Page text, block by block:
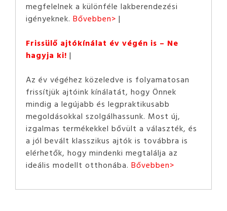
megfelelnek a különféle lakberendezési
igényeknek. Bővebben>
Frissülő ajtókínálat év végén is – Ne
hagyja ki!
Az év végéhez közeledve is folyamatosan
frissítjük ajtóink kínálatát, hogy Önnek
mindig a legújabb és legpraktikusabb
megoldásokkal szolgálhassunk. Most új,
izgalmas termékekkel bővült a választék, és
a jól bevált klasszikus ajtók is továbbra is
elérhetők, hogy mindenki megtalálja az
ideális modellt otthonába. Bővebben>